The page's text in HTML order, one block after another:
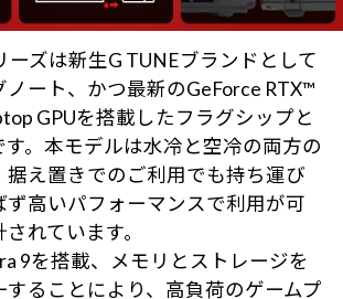
ーズは新生G TUNEブランドとして
ート、かつ最新のGeForce RTX™
GPUを搭載したフラグシップと
。本モデルは水冷と空冷の両方の
据え置きでのご利用でも持ち運び
ず高いパフォーマンスで利用が可
れています。
9を搭載、メモリとストレージを
することにより、高負荷のゲームプ